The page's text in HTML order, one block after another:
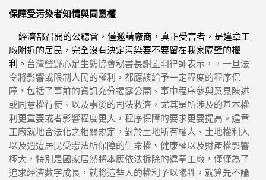
保障受污染者知情與同意權
經濟部召開的公聽會，僅邀請廠商，真正受害者， 是違章工
廠附近的居民， 完全沒有決定污染要不要留在我家隔壁的權
利。 台灣蠻野心足生態協會秘書長謝孟羽律師表示，，一旦法
令將影響或限制人民的權利， 都應該給予一定程度的程序保
障，包括了事前的資訊充分揭露公開、 事中程序參與意見陳述
或同意權行使、以及事後的司法救濟， 尤其是所涉及的基本權
利更重要或者影響程度更大， 程序保障的要求更要提高。違章
工廠就地合法化之相關規定， 對於土地所有權人、 土地權利人
以及週遭居民受憲法所保障的生命權、 健康權以及財產權影響
極大， 特別是國家居然將本應依法拆除的違章工廠， 僅僅為了
追求經濟數字成長，就將這些人的權利予以犧牲， 就算先不論